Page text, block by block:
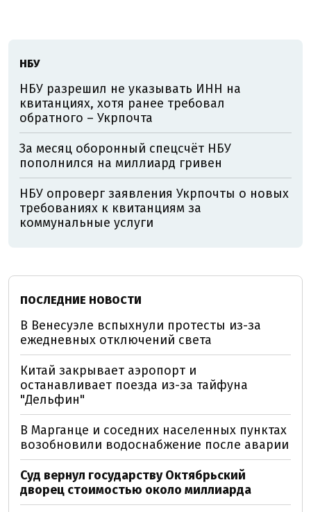
НБУ
НБУ разрешил не указывать ИНН на
квитанциях, хотя ранее требовал
обратного – Укрпочта
За месяц оборонный спецсчёт НБУ
пополнился на миллиард гривен
НБУ опроверг заявления Укрпочты о новых
требованиях к квитанциям за
коммунальные услуги
ПОСЛЕДНИЕ НОВОСТИ
В Венесуэле вспыхнули протесты из-за
ежедневных отключений света
Китай закрывает аэропорт и
останавливает поезда из-за тайфуна
"Дельфин"
В Марганце и соседних населенных пунктах
возобновили водоснабжение после аварии
Суд вернул государству Октябрьский
дворец стоимостью около миллиарда